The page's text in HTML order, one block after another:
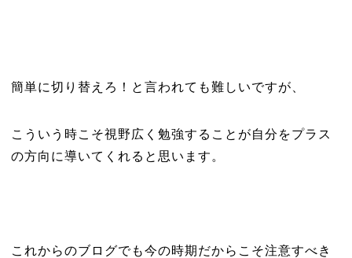
簡単に切り替えろ！と言われても難しいですが、
こういう時こそ視野広く勉強することが自分をプラス
の方向に導いてくれると思います。
これからのブログでも今の時期だからこそ注意すべき